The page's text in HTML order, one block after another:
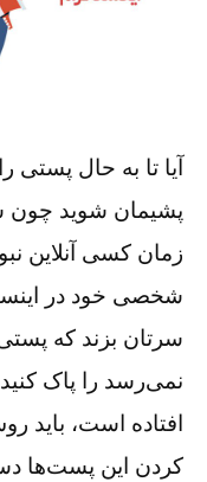
آیا تا به حال پستی
زمان کسی آنلاین
شخصی خود در
سرتان بزند که
نمی‌رسد را پاک
افتاده است، باید
کردن این پست‌ها